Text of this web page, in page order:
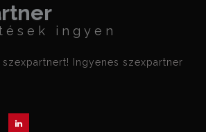
ingyen
Ingyenes szexpartner